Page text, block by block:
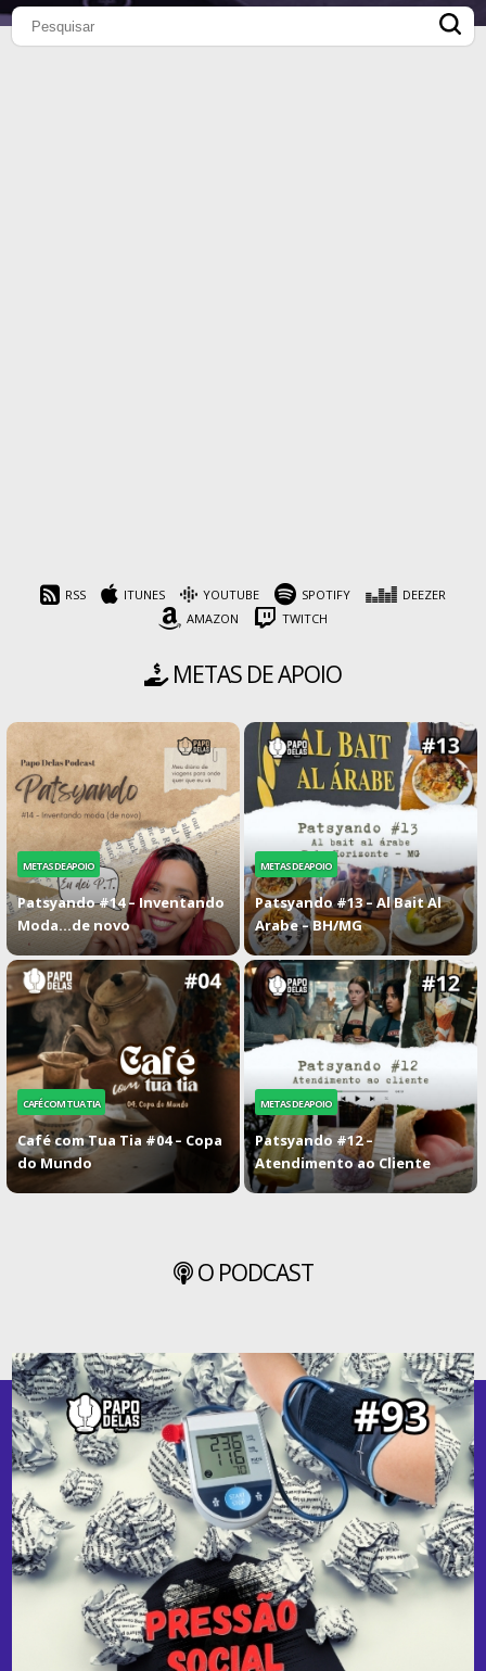
RSS ITUNES YOUTUBE SPOTIFY
DEEZER
AMAZON
TWITCH
METAS DE APOIO
METAS DE APOIO
Patsyando #14 – Inventando
Moda…de novo
METAS DE APOIO
Patsyando #13 – Al Bait Al
Arabe – BH/MG
CAFÉ COM TUA TIA
Café com Tua Tia #04 – Copa
do Mundo
METAS DE APOIO
Patsyando #12 –
Atendimento ao Cliente
O PODCAST